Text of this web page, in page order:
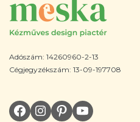
Adószám: 14260960-2-13
Cégjegyzékszám: 13-09-197708